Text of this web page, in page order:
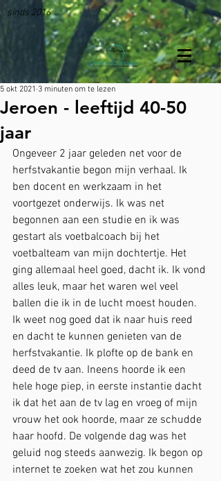
sinds 2016
Jeroen - leeftijd 40-50
jaar
5 okt 2021 3 minuten om te lezen
Ongeveer 2 jaar geleden net voor de
herfstvakantie begon mijn verhaal. Ik
ben docent en werkzaam in het
voortgezet onderwijs. Ik was net
begonnen aan een studie en ik was
gestart als voetbalcoach bij het
voetbalteam van mijn dochtertje. Het
ging allemaal heel goed, dacht ik. Ik vond
alles leuk, maar het waren wel veel
ballen die ik in de lucht moest houden.
Ik weet nog goed dat ik naar huis reed
en dacht te kunnen genieten van de
herfstvakantie. Ik plofte op de bank en
deed de tv aan. Ineens hoorde ik een
hele hoge piep, in eerste instantie dacht
ik dat het aan de tv lag en vroeg of mijn
vrouw het ook hoorde, maar ze schudde
haar hoofd. De volgende dag was het
geluid nog steeds aanwezig. Ik begon op
internet te zoeken wat het zou kunnen